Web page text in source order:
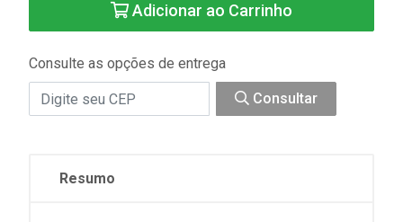
Adicionar ao Carrinho
Consulte as opções de entrega
Consultar
Resumo